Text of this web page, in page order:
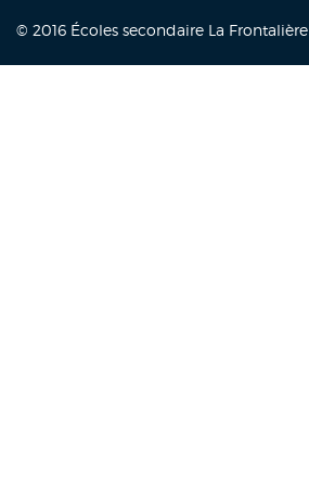
© 2016 Écoles secondaire La Frontalière